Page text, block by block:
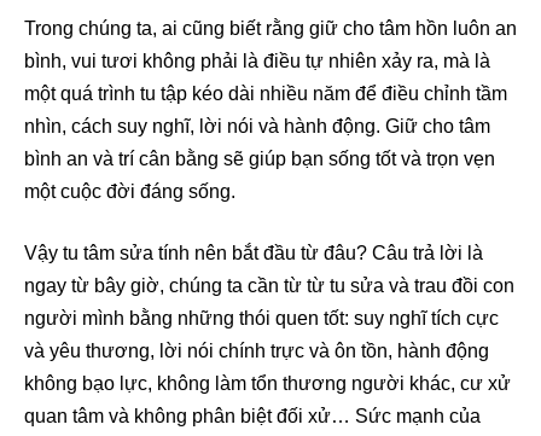
Trong chúng ta, ai cũng biết rằng giữ cho tâm hồn luôn an
bình, vui tươi không phải là điều tự nhiên xảy ra, mà là
một quá trình tu tập kéo dài nhiều năm để điều chỉnh tầm
nhìn, cách suy nghĩ, lời nói và hành động. Giữ cho tâm
bình an và trí cân bằng sẽ giúp bạn sống tốt và trọn vẹn
một cuộc đời đáng sống.
Vậy tu tâm sửa tính nên bắt đầu từ đâu? Câu trả lời là
ngay từ bây giờ, chúng ta cần từ từ tu sửa và trau đồi con
người mình bằng những thói quen tốt: suy nghĩ tích cực
và yêu thương, lời nói chính trực và ôn tồn, hành động
không bạo lực, không làm tổn thương người khác, cư xử
quan tâm và không phân biệt đối xử… Sức mạnh của